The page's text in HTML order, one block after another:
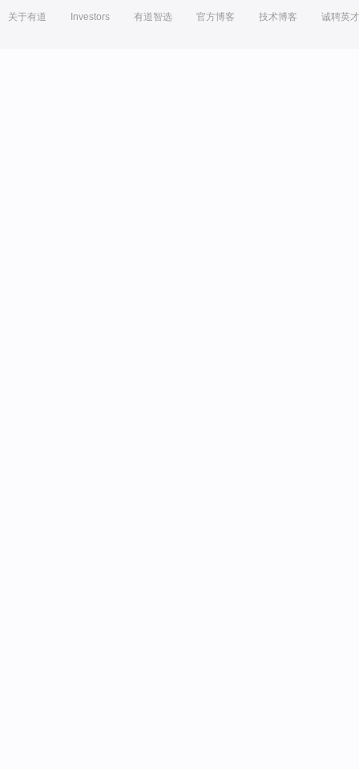
关于有道 Investors 有道智选 官方博客 技术博客 诚聘英才